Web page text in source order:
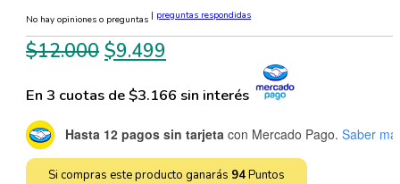
No hay opiniones o preguntas | preguntas respondidas
$12.000 El
original
era:
$12.000.
$9.499
actual
es:
$9.499.
En 3 cuotas de $3.166 sin interés
Hasta 12 pagos sin tarjeta con Mercado Pago. Saber
Si compras este producto ganarás 94Puntos